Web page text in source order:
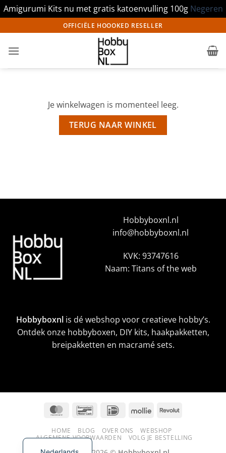
Amigurumi Kits nu met gratis katoenvulling 100g Negeren
naar
inhoud
OFFICIËLE HOOOKED RESELLER
Je winkelwagen is momenteel leeg.
TERUG NAAR WINKEL
Hobbyboxnl.nl
info@hobbyboxnl.nl
KVK: 93747616
Naam: Titans of the web
Hobbyboxnlis dé webshop voor creatieve hobby’s.
Ontdek onze hobbyboxen, DIY kits, haakpakketten,
breipakketten en macramé sets.
MasterCardBancontactIDeal Mollie Revolut
HOME BLOG OVER ONS
WEBSHOP
ALGEMENE VOORWAARDEN
VOLG JE BESTELLING